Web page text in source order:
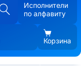
Исполнители
по алфавиту
Корзина